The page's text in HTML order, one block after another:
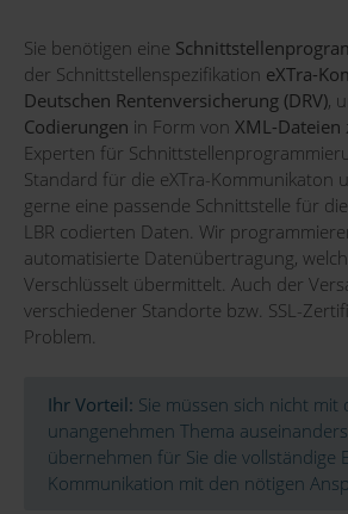
Sie benötigen eine
der Schnittstellenspezifikation eXTra-
Deutschen Rentenversicherung (DRV),
Codierungen in Form von XML-Dateien
Experten für
Standard für die eXTra-Kommunikaton
gerne eine passende Schnittstelle für
LBR codierten Daten. Wir
automatisierte Datenübertragung,
Verschlüsselt übermittelt. Auch der
verschiedener Standorte bzw. SSL-
Problem.
Ihr Vorteil: Sie müssen sich nicht mit
unangenehmen Thema
übernehmen für Sie die vollständige
Kommunikation mit den nötigen